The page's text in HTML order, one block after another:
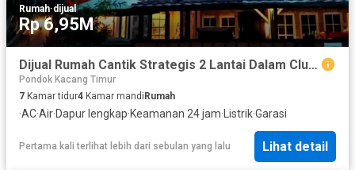
Rumah·dijual
Rp 6,95M
Dijual Rumah Cantik Strategis 2 Lantai Dalam Cluster Dekat Pasar Modern Bintaro di Sektor 9 Bintaro Tangsel Ar-18030
Pondok Kacang Timur
7 Kamar tidur4 Kamar mandi Rumah
·AC·Air·Dapur lengkap·Keamanan 24 jam·Listrik·Garasi
Pertama kali terlihat lebih dari sebulan yang lalu Lihat detail